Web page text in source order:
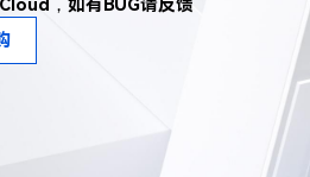
，如有BUG请反馈